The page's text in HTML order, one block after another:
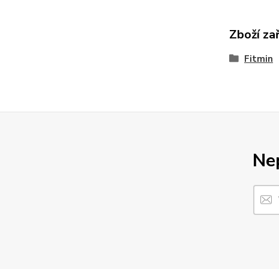
Zboží
Fitmin